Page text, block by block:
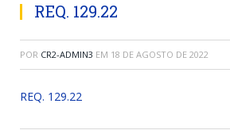
REQ. 129.22
POR CR2-ADMIN3 EM 18 DE AGOSTO DE 2022
REQ. 129.22